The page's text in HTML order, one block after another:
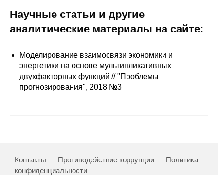
Материалы для СМИ
Публикации
Научная жизнь
Номера журналов
Научные статьи и другие
аналитические материалы на сайте:
Моделирование взаимосвязи экономики и
энергетики на основе мультипликативных
двухфакторных функций // "Проблемы
прогнозирования", 2018 №3
Контакты Противодействие коррупции
Политика
конфиденциальности